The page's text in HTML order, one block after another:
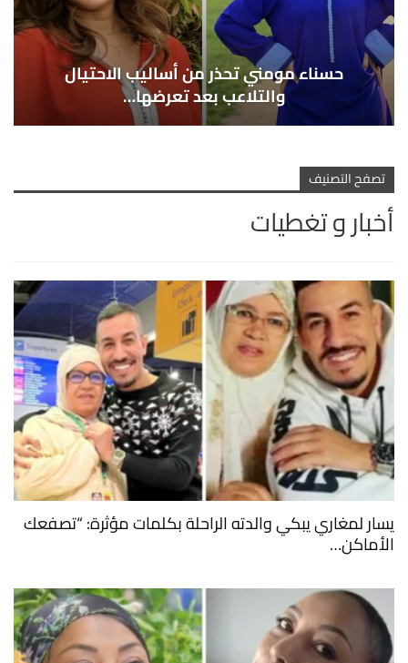
حسناء مومني تحذر من أساليب الاحتيال
والتلاعب بعد تعرضها…
تصفح التصنيف
أخبار و تغطيات
يسار لمغاري يبكي والدته الراحلة بكلمات مؤثرة: “تصفعك
الأماكن…